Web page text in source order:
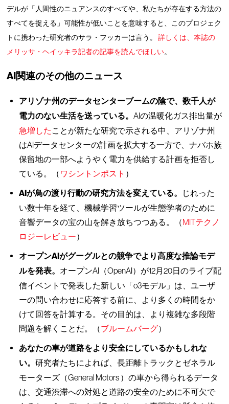
デルが「人間性のニュアンスのすべてや、私たちが存在する方法の
すべてを捉える」可能性が低いことを意味すると、このプロジェク
トに携わった研究者のサラ・フッカーは言う。詳しくは、本誌の
メリッサ・ヘイッキラ記者の記事を読んでほしい。
AI関連のその他のニュース
アリゾナ州のデータセンターブームの陰で、数千人が
電力のない生活を送っている。AIの温暖化ガス排出量が
急増した ことが新たな研究で示される中、アリゾナ州
はAIデータセンターの計画を拡大する一方で、ナバホ族
保留地の一部へようやく電力を供給する計画を拒否し
ている。（ ワシントンポスト ）
AIが鳥の渡り行動の研究方法を変えている。
じれった
い数十年を経て、機械学習ツールが生態学者のために
音響データの宝の山を解き放ちつつある。（MITテクノ
ロジーレビュー）
オープンAIがグーグルとの競争でより高度な推論モデ
ルを発表。 オープンAI（OpenAI）が12月20日のライブ配
信イベントで発表した新しい「o3モデル」は、ユーザ
ーの問い合わせに応答する前に、より多くの時間をか
けて回答を計算する。その目的は、より複雑な多段階
問題を解くことだ。（ブルームバーグ）
あなたの車が道路をより安全にしているかもしれな
い。研究者たちによれば、長距離トラックとゼネラル
モーターズ（General Motors ）の車から得られるデータ
は、交通渋滞への対処と道路の安全のために不可欠で